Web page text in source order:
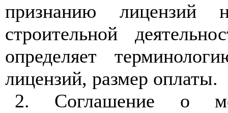
признанию лицензий
строительной
определяет
лицензий, размер оплаты.
2. Соглашение о